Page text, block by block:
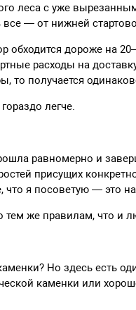
леса с уже
все — от нижней
обходится дороже на
расходы на
то получается
легче.
равномерно и
присущих
я посоветую — это
тем же правилам, что и
Но здесь есть
каменки или